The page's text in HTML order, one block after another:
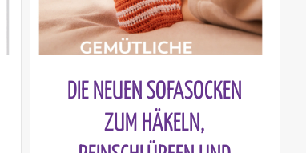
DIE NEUEN SOFASOCKEN
ZUM HÄKELN,